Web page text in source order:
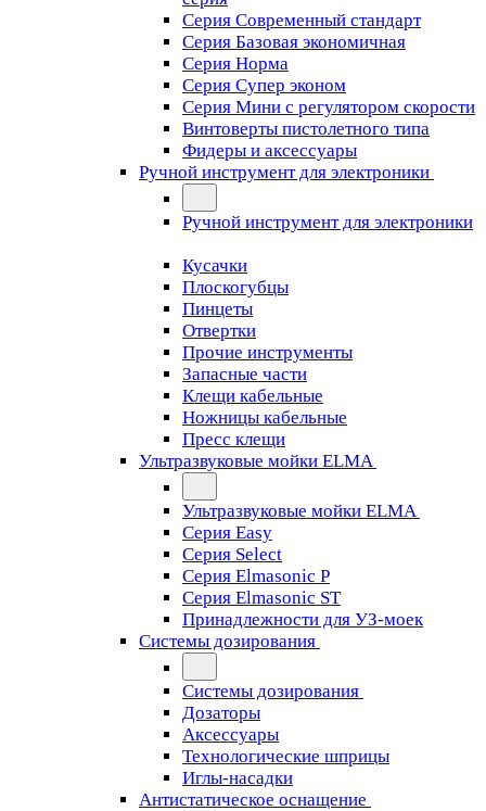
Серия Современный стандарт
Серия Базовая экономичная
Серия Норма
Серия Cупер эконом
Серия Мини с регулятором скорости
Винтоверты пистолетного типа
Фидеры и аксессуары
Ручной инструмент для электроники
Ручной инструмент для электроники
Кусачки
Плоскогубцы
Пинцеты
Отвертки
Прочие инструменты
Запасные части
Клещи кабельные
Ножницы кабельные
Пресс клещи
Ультразвуковые мойки ELMA
Ультразвуковые мойки ELMA
Серия Easy
Серия Select
Серия Elmasonic P
Серия Elmasonic ST
Принадлежности для УЗ-моек
Системы дозирования
Системы дозирования
Дозаторы
Аксессуары
Технологические шприцы
Иглы-насадки
Антистатическое оснащение